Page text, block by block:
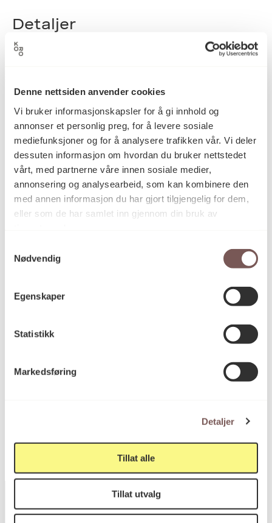
Denne nettsiden anvender cookies
Vi bruker informasjonskapsler for å gi innhold og
annonser et personlig preg, for å levere sosiale
mediefunksjoner og for å analysere trafikken vår. Vi deler
dessuten informasjon om hvordan du bruker nettstedet
vårt, med partnerne våre innen sosiale medier,
annonsering og analysearbeid, som kan kombinere den
med annen informasjon du har gjort tilgjengelig for dem,
eller som de har samlet inn gjennom din bruk av
Nødvendig
Egenskaper
Statistikk
Markedsføring
Detaljer
Tillat alle
Tillat utvalg
Detaljer
Liv Bugge
Kategori Vegginstallasjon
Støpt bronse